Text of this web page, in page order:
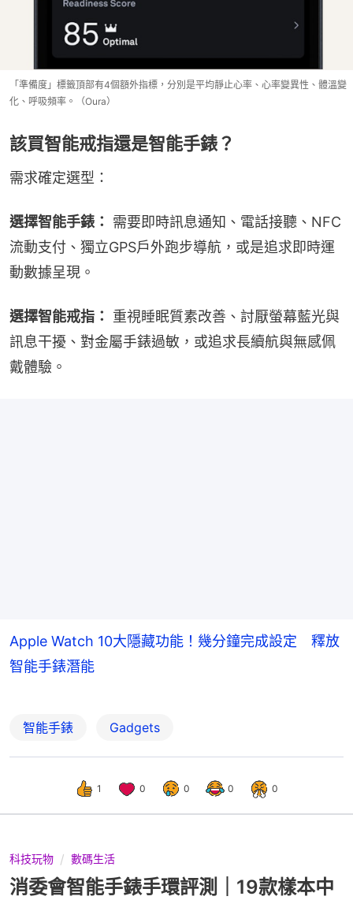
「準備度」標籤頂部有4個額外指標，分別是平均靜止心率、心率變異性、體溫變
化、呼吸頻率。（Oura）
該買智能戒指還是智能手錶？
需求確定選型：
選擇智能手錶：
需要即時訊息通知、電話接聽、NFC
流動支付、獨立GPS戶外跑步導航，或是追求即時運
動數據呈現。
選擇智能戒指：
重視睡眠質素改善、討厭螢幕藍光與
訊息干擾、對金屬手錶過敏，或追求長續航與無感佩
戴體驗。
Apple Watch 10大隱藏功能！幾分鐘完成設定 釋放
智能手錶潛能
智能手錶 Gadgets
1 0 0 0 0
科技玩物 數碼生活
消委會智能手錶手環評測｜19款樣本中